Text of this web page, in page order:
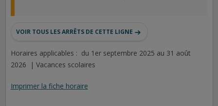
VOIR TOUS LES ARRÊTS DE CETTE LIGNE
Horaires applicables : du 1er septembre 2025 au 31 août
2026 | Vacances scolaires
Imprimer la fiche horaire